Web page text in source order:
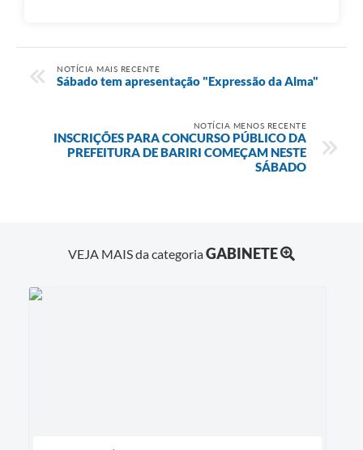
NOTÍCIA MAIS RECENTE
Sábado tem apresentação "Expressão da Alma"
NOTÍCIA MENOS RECENTE
INSCRIÇÕES PARA CONCURSO PÚBLICO DA
PREFEITURA DE BARIRI COMEÇAM NESTE
SÁBADO
VEJA MAIS da categoriaGABINETE